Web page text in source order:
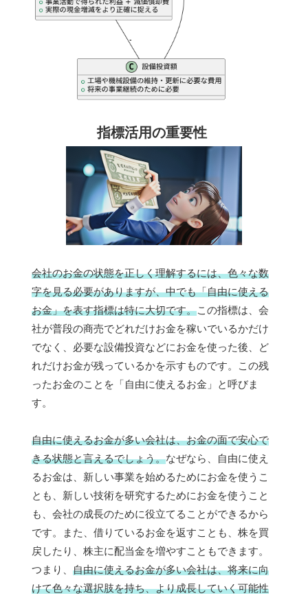
指標活用の重要性
会社のお金の状態を正しく理解するには、色々な数
字を見る必要がありますが、中でも「自由に使える
お金」を表す指標は特に大切です。この指標は、会
社が普段の商売でどれだけお金を稼いでいるかだけ
でなく、必要な設備投資などにお金を使った後、ど
れだけお金が残っているかを示すものです。この残
ったお金のことを「自由に使えるお金」と呼びま
す。
自由に使えるお金が多い会社は、お金の面で安心で
きる状態と言えるでしょう。なぜなら、自由に使え
るお金は、新しい事業を始めるためにお金を使うこ
とも、新しい技術を研究するためにお金を使うこと
も、会社の成長のために役立てることができるから
です。また、借りているお金を返すことも、株を買
戻したり、株主に配当金を増やすこともできます。
つまり、 自由に使えるお金が多い会社は、将来に向
けて色々な選択肢を持ち、より成長していく可能性